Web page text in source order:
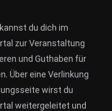
du dich im
zur Veranstaltung
und Guthaben für
Über eine Verlinkung
wirst du
weitergeleitet und